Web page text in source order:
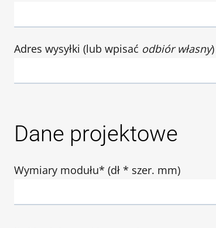
Adres wysyłki (lub wpisać odbiór własny)
Dane projektowe
Wymiary modułu* (dł * szer. mm)